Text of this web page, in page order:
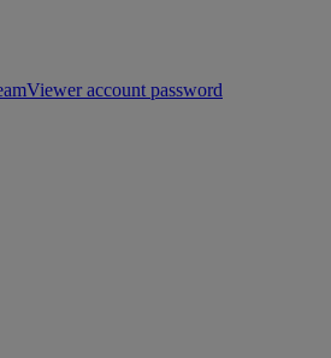
account password